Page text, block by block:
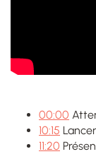
00:00
10:15
11:20